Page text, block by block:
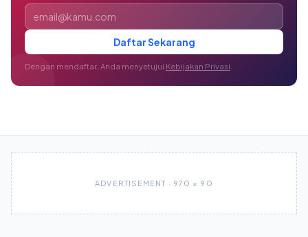
Alamat email
Daftar Sekarang
Dengan mendaftar, Anda menyetujui Kebijakan Privasi
ADVERTISEMENT · 970 × 90